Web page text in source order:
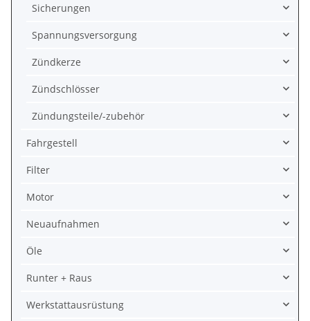
Sicherungen
Spannungsversorgung
Zündkerze
Zündschlösser
Zündungsteile/-zubehör
Fahrgestell
Filter
Motor
Neuaufnahmen
Öle
Runter + Raus
Werkstattausrüstung